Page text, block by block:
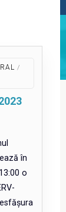
/
în
o